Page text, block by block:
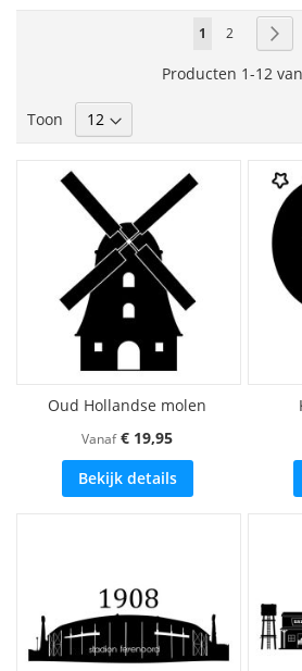
Pagina
U
lees
1 Pagina
2
Producten 1-12 van
Toon
Oud Hollandse molen
Vanaf € 19,95
Bekijk details